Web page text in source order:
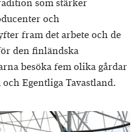
som stärker
och
fram det arbete och de
den finländska
besöka fem olika gårdar
Egentliga Tavastland.